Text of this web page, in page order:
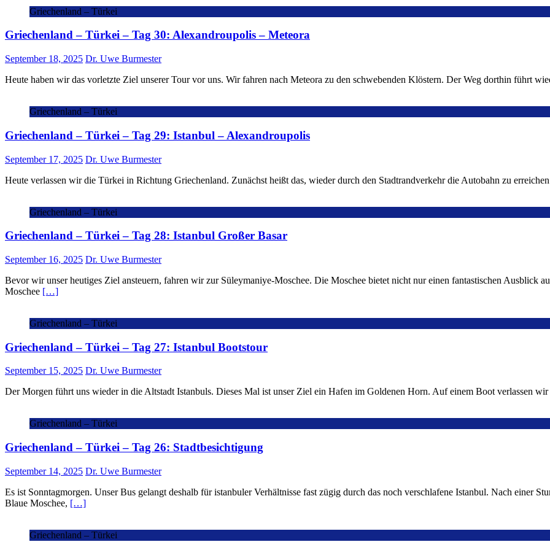
Griechenland – Türkei
Griechenland – Türkei – Tag 30: Alexandroupolis – Meteora
September 18, 2025 Dr. Uwe Burmester
Heute haben wir das vorletzte Ziel unserer Tour vor uns. Wir fahren nach Meteora zu den schwebenden Klöstern. Der Weg dorthin führt
Griechenland – Türkei
Griechenland – Türkei – Tag 29: Istanbul – Alexandroupolis
September 17, 2025 Dr. Uwe Burmester
Heute verlassen wir die Türkei in Richtung Griechenland. Zunächst heißt das, wieder durch den Stadtrandverkehr die Autobahn zu
Griechenland – Türkei
Griechenland – Türkei – Tag 28: Istanbul Großer Basar
September 16, 2025 Dr. Uwe Burmester
Bevor wir unser heutiges Ziel ansteuern, fahren wir zur Süleymaniye-Moschee. Die Moschee bietet nicht nur einen fantastischen Ausblick
Moschee […]
Griechenland – Türkei
Griechenland – Türkei – Tag 27: Istanbul Bootstour
September 15, 2025 Dr. Uwe Burmester
Der Morgen führt uns wieder in die Altstadt Istanbuls. Dieses Mal ist unser Ziel ein Hafen im Goldenen Horn. Auf einem Boot verlassen
Griechenland – Türkei
Griechenland – Türkei – Tag 26: Stadtbesichtigung
September 14, 2025 Dr. Uwe Burmester
Es ist Sonntagmorgen. Unser Bus gelangt deshalb für istanbuler Verhältnisse fast zügig durch das noch verschlafene Istanbul. Nach einer
Blaue Moschee, […]
Griechenland – Türkei